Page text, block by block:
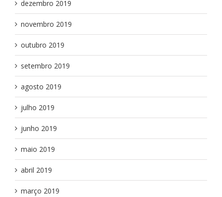
dezembro 2019
novembro 2019
outubro 2019
setembro 2019
agosto 2019
julho 2019
junho 2019
maio 2019
abril 2019
março 2019